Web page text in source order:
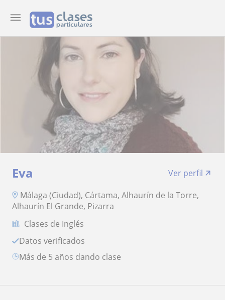
Eva
Ver perfil
Málaga (Ciudad), Cártama, Alhaurín de la Torre,
Alhaurín El Grande, Pizarra
Clases de Inglés
Datos verificados
más de 5 años dando clase